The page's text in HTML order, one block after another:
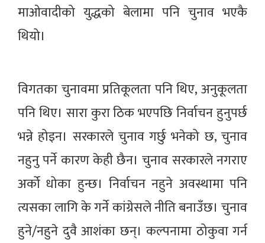
माओवादीको युद्धको बेलामा पनि चुनाव भएकै
थियो।
विगतका चुनावमा प्रतिकूलता पनि थिए, अनुकूलता
पनि थिए। सारा कुरा ठिक भएपछि निर्वाचन हुनुपर्छ
भन्ने होइन। सरकारले चुनाव गर्छु भनेको छ, चुनाव
नहुनु पर्ने कारण केही छैन। चुनाव सरकारले नगराए
अर्को धोका हुन्छ। निर्वाचन नहुने अवस्थामा पनि
त्यसका लागि के गर्ने कांग्रेसले नीति बनाउँछ। चुनाव
हुने/नहुने दुवै आशंका छन्। कल्पनामा ठोकुवा गर्न